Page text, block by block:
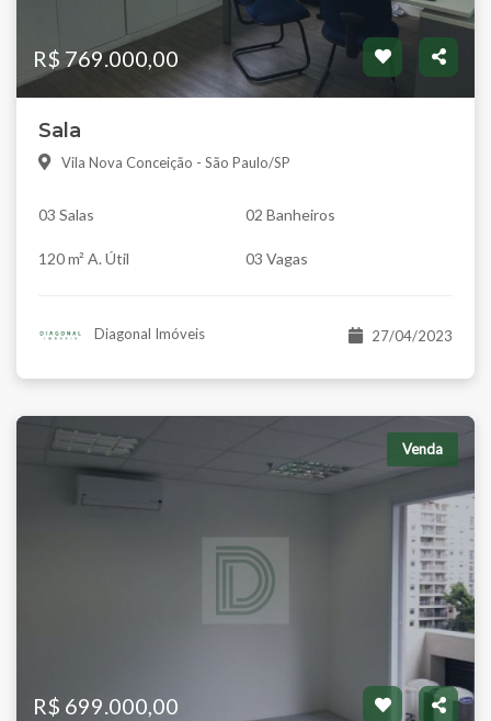
R$ 769.000,00
Sala
Vila Nova Conceição - São Paulo/SP
03 Salas 02 Banheiros
120 m² A. Útil 03 Vagas
Diagonal Imóveis 27/04/2023
Venda
R$ 699.000,00